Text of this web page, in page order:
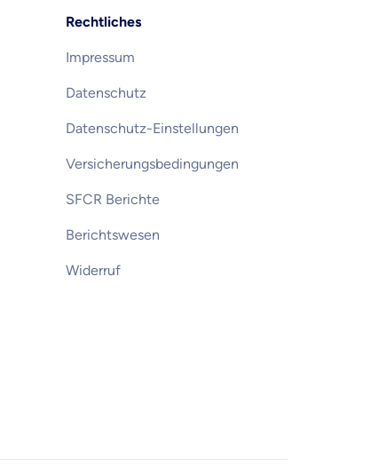
Rechtliches
Impressum
Datenschutz
Datenschutz-Einstellungen
Versicherungsbedingungen
SFCR Berichte
Berichtswesen
Widerruf